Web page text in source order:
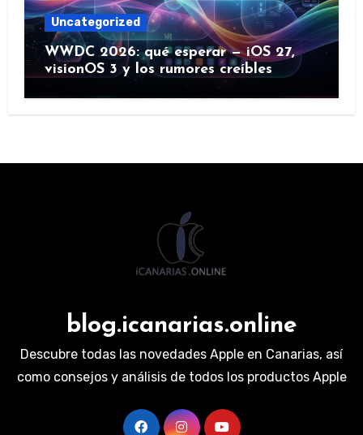
Uncategorized
WWDC 2026: qué esperar — iOS 27,
visionOS 3 y los rumores creíbles
blog.icanarias.online
Descubre todas las novedades Apple en Canarias, así
como consejos y análisis de todos los productos Apple